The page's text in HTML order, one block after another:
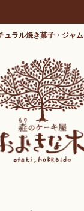
ュラル焼き菓子・ジャム